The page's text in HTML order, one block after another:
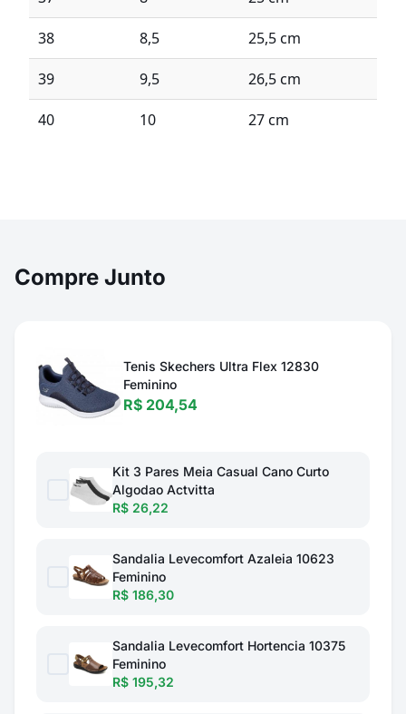
38 8,5 25,5 cm
39 9,5 26,5 cm
40 10 27 cm
Compre Junto
Tenis Skechers Ultra Flex 12830
Feminino
R$ 204,54
Kit 3 Pares Meia Casual Cano Curto
Algodao Actvitta
R$ 26,22
Sandalia Levecomfort Azaleia 10623
Feminino
R$ 186,30
Sandalia Levecomfort Hortencia 10375
Feminino
R$ 195,32